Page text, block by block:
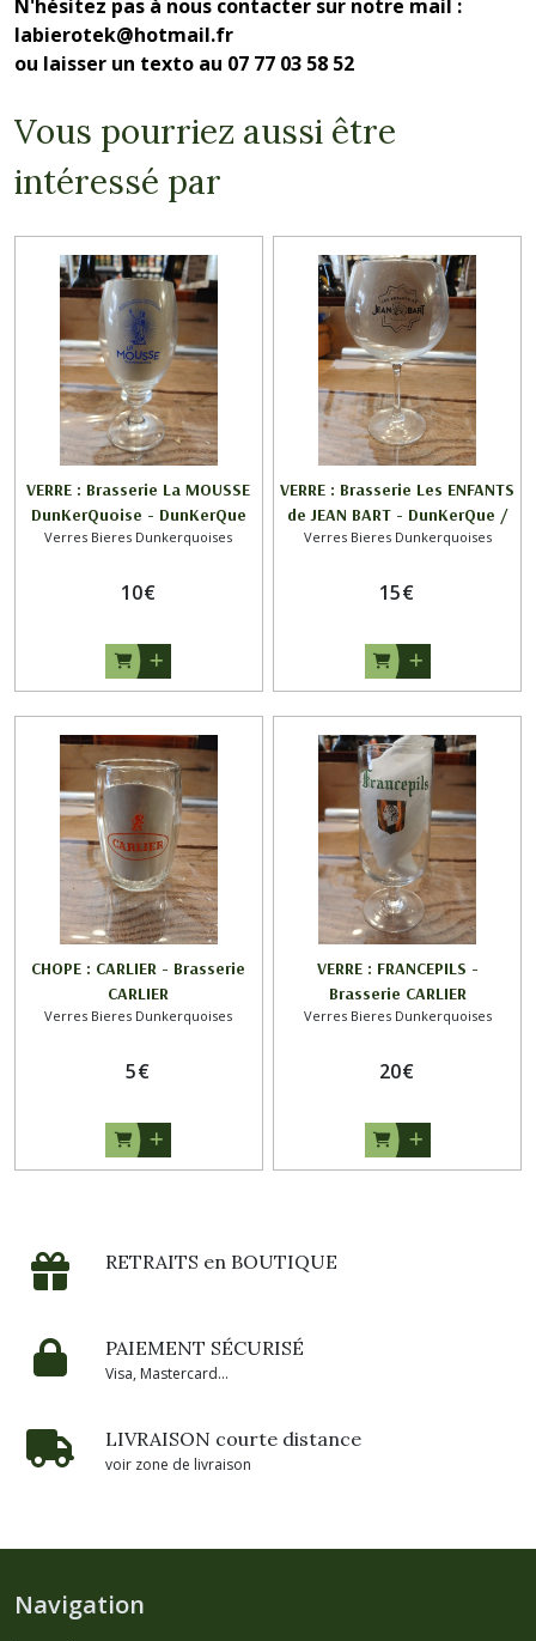
N'hésitez pas à nous contacter sur notre mail :
labierotek@hotmail.fr
ou laisser un texto au 07 77 03 58 52
Vous pourriez aussi être
intéressé par
VERRE : Brasserie La MOUSSE
DunKerQuoise - DunKerQue
Verres Bieres Dunkerquoises
10€
VERRE : Brasserie Les ENFANTS
de JEAN BART - DunKerQue /
Téteghem
Verres Bieres Dunkerquoises
15€
CHOPE : CARLIER - Brasserie
CARLIER
Verres Bieres Dunkerquoises
5€
VERRE : FRANCEPILS -
Brasserie CARLIER
Verres Bieres Dunkerquoises
20€
RETRAITS en BOUTIQUE
PAIEMENT SÉCURISÉ
Visa, Mastercard...
LIVRAISON courte distance
voir zone de livraison
Navigation